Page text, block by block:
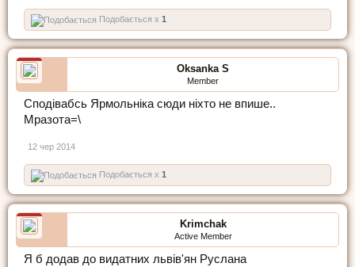
Подобається x 1
Oksanka S
Member
Сподівабсь Ярмольніка сюди ніхто не впише..
Мразота=\
12 чер 2014
Подобається x 1
Krimchak
Active Member
Я б додав до видатних львів'ян Руслана